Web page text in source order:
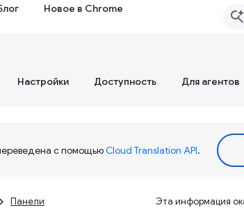
Новое в Chrome
Настройки Доступность Для агентов
с помощьюCloud Translation API.
Панели Эта информация